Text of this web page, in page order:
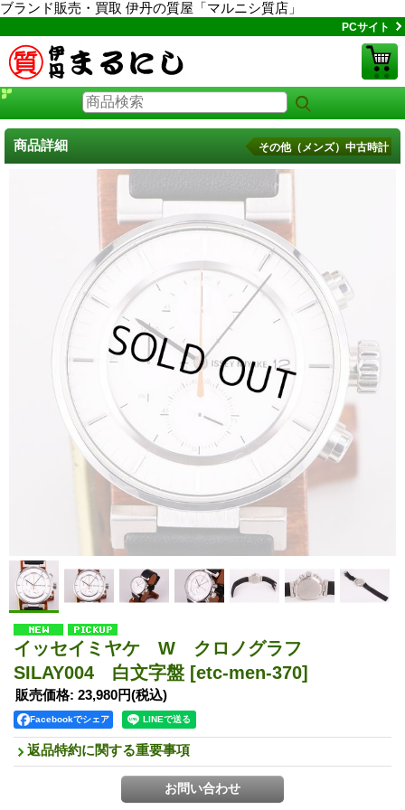
ブランド販売・買取 伊丹の質屋「マルニシ質店」
PCサイト
商品詳細 その他（メンズ）中古時計
イッセイミヤケ W クロノグラフ
SILAY004 白文字盤 [etc-men-370]
販売価格: 23,980円(税込)
Facebookでシェア
返品特約に関する重要事項